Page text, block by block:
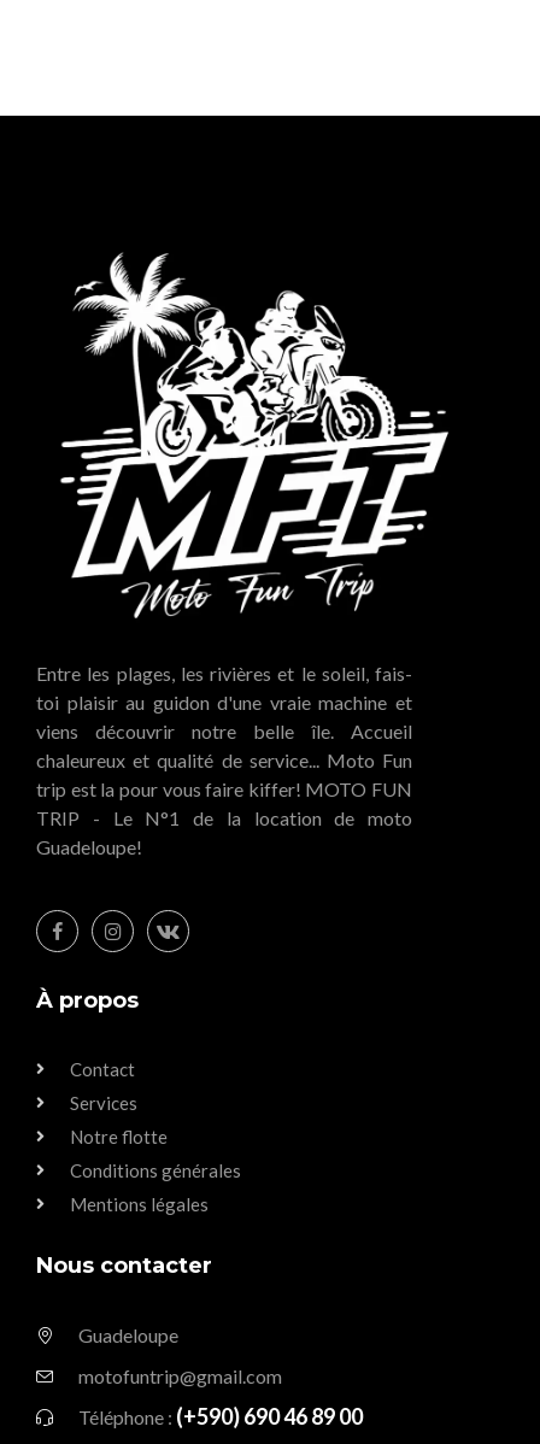
Entre les plages, les rivières et le soleil, fais-
toi plaisir au guidon d'une vraie machine et
viens découvrir notre belle île. Accueil
chaleureux et qualité de service... Moto Fun
trip est la pour vous faire kiffer! MOTO FUN
TRIP - Le N°1 de la location de moto
Guadeloupe!
À propos
Contact
Services
Notre flotte
Conditions générales
Mentions légales
Nous contacter
Guadeloupe
motofuntrip@gmail.com
Téléphone : (+590) 690 46 89 00